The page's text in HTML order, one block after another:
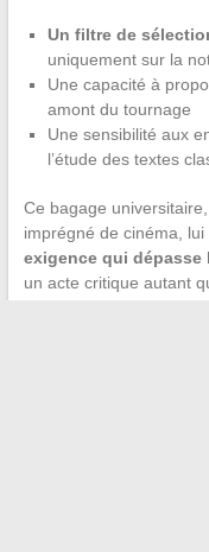
Un filtre de
uniquement sur la
Une capacité à
amont du tournage
Une sensibilité aux
l’étude des textes
Ce bagage
imprégné de cinéma, lui
exigence qui
un acte critique autant